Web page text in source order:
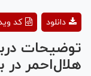
کد دانلود
توضیحات
هلال‌احمر در